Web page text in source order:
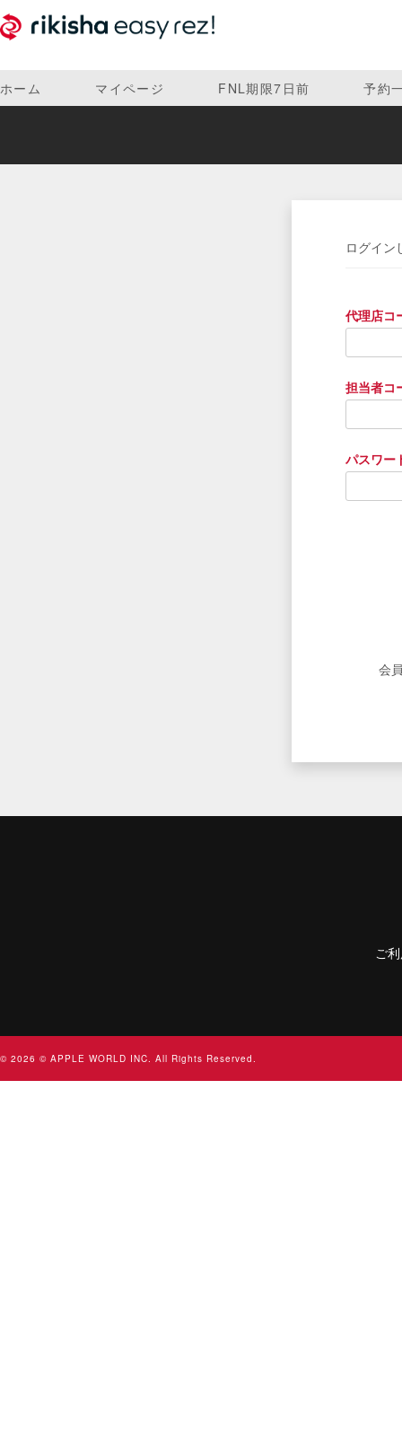
ホーム マイページ FNL期限7日前 予約
ログイン
代理店コ
担当者コ
パスワー
会
ご
© 2026 © APPLE WORLD INC. All Rights Reserved.